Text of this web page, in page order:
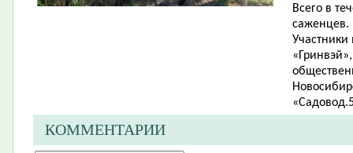
Всего в
саженцев.
КОММЕНТАРИИ